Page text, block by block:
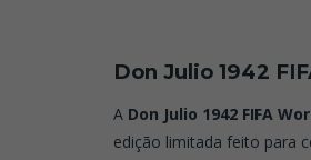
Don Julio 1942
A Don Julio 1942 FIFA
edição limitada feito para